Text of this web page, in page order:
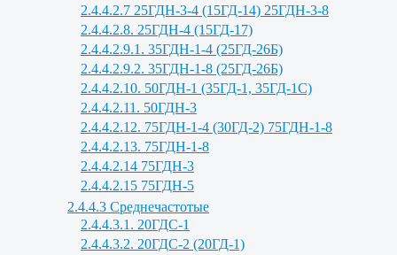
2.4.4.2.7 25ГДН-3-4 (15ГД-14) 25ГДН-3-8
2.4.4.2.8. 25ГДН-4 (15ГД-17)
2.4.4.2.9.1. 35ГДН-1-4 (25ГД-26Б)
2.4.4.2.9.2. 35ГДН-1-8 (25ГД-26Б)
2.4.4.2.10. 50ГДН-1 (35ГД-1, 35ГД-1С)
2.4.4.2.11. 50ГДН-3
2.4.4.2.12. 75ГДН-1-4 (30ГД-2) 75ГДН-1-8
2.4.4.2.13. 75ГДН-1-8
2.4.4.2.14 75ГДН-3
2.4.4.2.15 75ГДН-5
2.4.4.3 Среднечастотые
2.4.4.3.1. 20ГДС-1
2.4.4.3.2. 20ГДС-2 (20ГД-1)